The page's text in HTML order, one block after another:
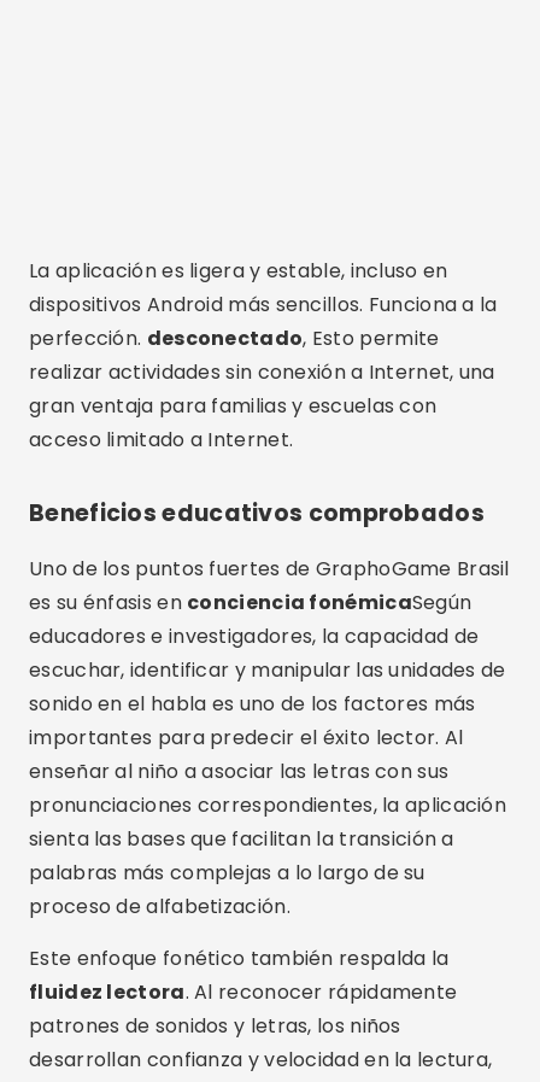
La aplicación es ligera y estable, incluso en
dispositivos Android más sencillos. Funciona a la
perfección. desconectado, Esto permite
realizar actividades sin conexión a Internet, una
gran ventaja para familias y escuelas con
acceso limitado a Internet.
Beneficios educativos comprobados
Uno de los puntos fuertes de GraphoGame Brasil
es su énfasis en conciencia fonémicaSegún
educadores e investigadores, la capacidad de
escuchar, identificar y manipular las unidades de
sonido en el habla es uno de los factores más
importantes para predecir el éxito lector. Al
enseñar al niño a asociar las letras con sus
pronunciaciones correspondientes, la aplicación
sienta las bases que facilitan la transición a
palabras más complejas a lo largo de su
proceso de alfabetización.
Este enfoque fonético también respalda la
fluidez lectora. Al reconocer rápidamente
patrones de sonidos y letras, los niños
desarrollan confianza y velocidad en la lectura,